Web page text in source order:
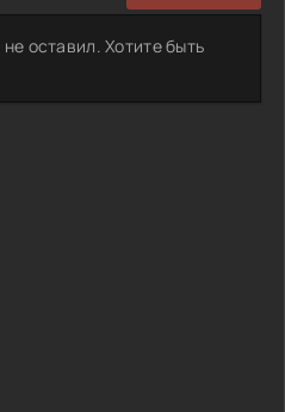
оставил. Хотите быть